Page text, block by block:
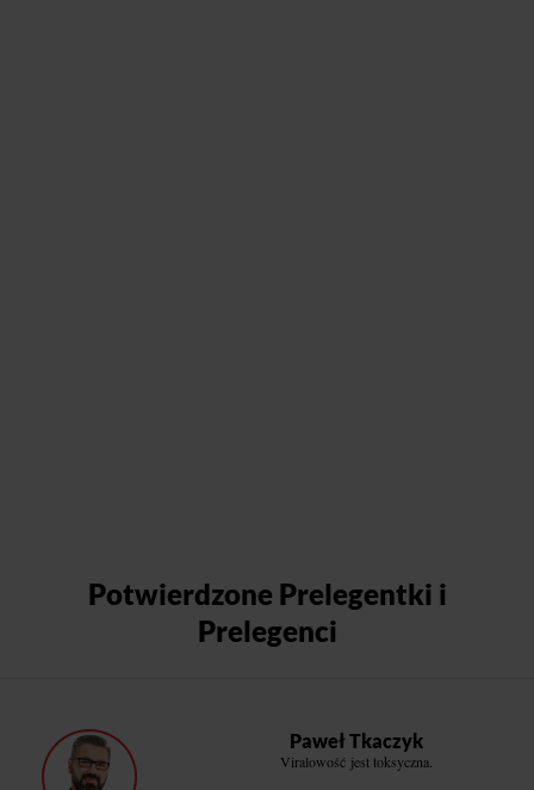
Potwierdzone Prelegentki i
Prelegenci
Paweł Tkaczyk
Viralowość jest toksyczna.